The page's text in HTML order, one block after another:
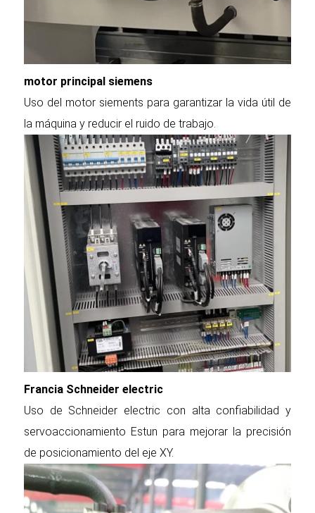
motor principal siemens
Uso del motor siements para garantizar la vida útil de
la máquina y reducir el ruido de trabajo.
Francia Schneider electric
Uso de Schneider electric con alta confiabilidad y
servoaccionamiento Estun para mejorar la precisión
de posicionamiento del eje XY.